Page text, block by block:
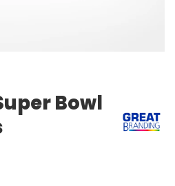
Bowl